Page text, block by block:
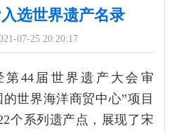
选世界遗产名录
07-25 20:20:17
第44届世界遗产大会审
世界海洋商贸中心”项目
个系列遗产点，展现了宋